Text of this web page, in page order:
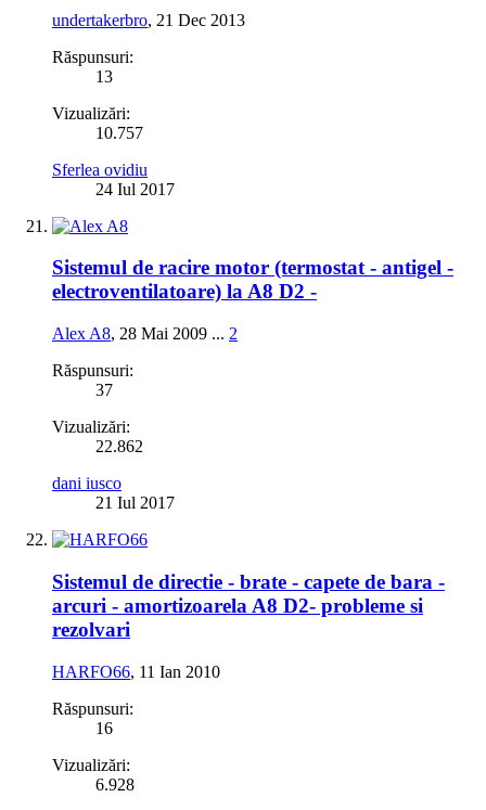
undertakerbro, 21 Dec 2013
Răspunsuri:
13
Vizualizări:
10.757
Sferlea ovidiu
24 Iul 2017
Sistemul de racire motor (termostat - antigel -
electroventilatoare) la A8 D2 -
Alex A8, 28 Mai 2009 ... 2
Răspunsuri:
37
Vizualizări:
22.862
dani iusco
21 Iul 2017
Sistemul de directie - brate - capete de bara -
arcuri - amortizoarela A8 D2- probleme si
rezolvari
HARFO66, 11 Ian 2010
Răspunsuri:
16
Vizualizări:
6.928